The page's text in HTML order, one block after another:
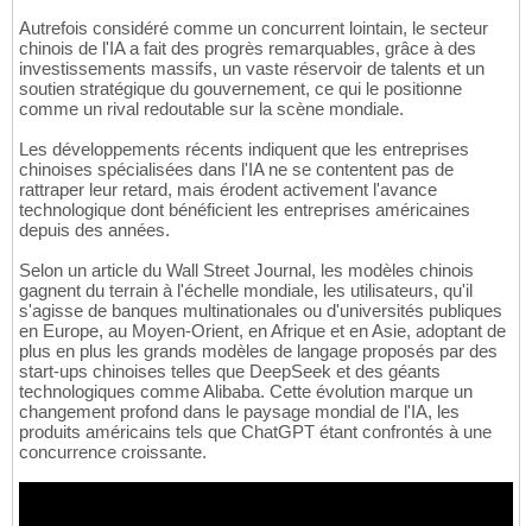
Autrefois considéré comme un concurrent lointain, le secteur
chinois de l'IA a fait des progrès remarquables, grâce à des
investissements massifs, un vaste réservoir de talents et un
soutien stratégique du gouvernement, ce qui le positionne
comme un rival redoutable sur la scène mondiale.
Les développements récents indiquent que les entreprises
chinoises spécialisées dans l'IA ne se contentent pas de
rattraper leur retard, mais érodent activement l'avance
technologique dont bénéficient les entreprises américaines
depuis des années.
Selon un article du Wall Street Journal, les modèles chinois
gagnent du terrain à l'échelle mondiale, les utilisateurs, qu'il
s'agisse de banques multinationales ou d'universités publiques
en Europe, au Moyen-Orient, en Afrique et en Asie, adoptant de
plus en plus les grands modèles de langage proposés par des
start-ups chinoises telles que DeepSeek et des géants
technologiques comme Alibaba. Cette évolution marque un
changement profond dans le paysage mondial de l'IA, les
produits américains tels que ChatGPT étant confrontés à une
concurrence croissante.